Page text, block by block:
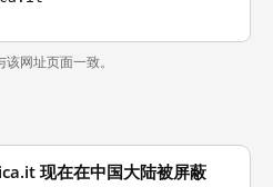
网址页面一致。
现在在中国大陆被屏蔽